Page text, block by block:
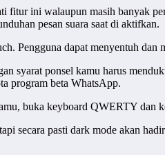
fitur ini walaupun masih banyak
pesan suara saat di aktifkan.
Pengguna dapat menyentuh dan
syarat ponsel kamu harus
program beta WhatsApp.
buka keyboard QWERTY
secara pasti dark mode akan